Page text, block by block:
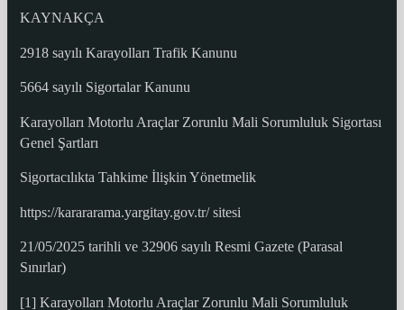
KAYNAKÇA
2918 sayılı Karayolları Trafik Kanunu
5664 sayılı Sigortalar Kanunu
Karayolları Motorlu Araçlar Zorunlu Mali Sorumluluk Sigortası
Genel Şartları
Sigortacılıkta Tahkime İlişkin Yönetmelik
https://karararama.yargitay.gov.tr/ sitesi
21/05/2025 tarihli ve 32906 sayılı Resmi Gazete (Parasal
Sınırlar)
[1] Karayolları Motorlu Araçlar Zorunlu Mali Sorumluluk